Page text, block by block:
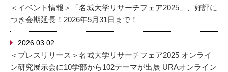
＜イベント情報＞「名城大学リサーチフェア2025」、好評に
つき会期延長！2026年5月31日まで！
2026.03.02
＜プレスリリース＞名城大学リサーチフェア2025 オンライ
ン研究展示会に10学部から102テーマが出展 URAオンライン